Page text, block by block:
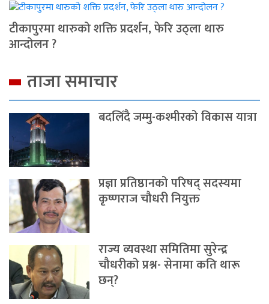
टीकापुरमा थारुको शक्ति प्रदर्शन, फेरि उठ्ला थारु
आन्दोलन ?
ताजा समाचार
बदलिँदै जम्मु-कश्मीरको विकास यात्रा
प्रज्ञा प्रतिष्ठानको परिषद् सदस्यमा
कृष्णराज चौधरी नियुक्त
राज्य व्यवस्था समितिमा सुरेन्द्र
चौधरीको प्रश्न- सेनामा कति थारू
छन्?